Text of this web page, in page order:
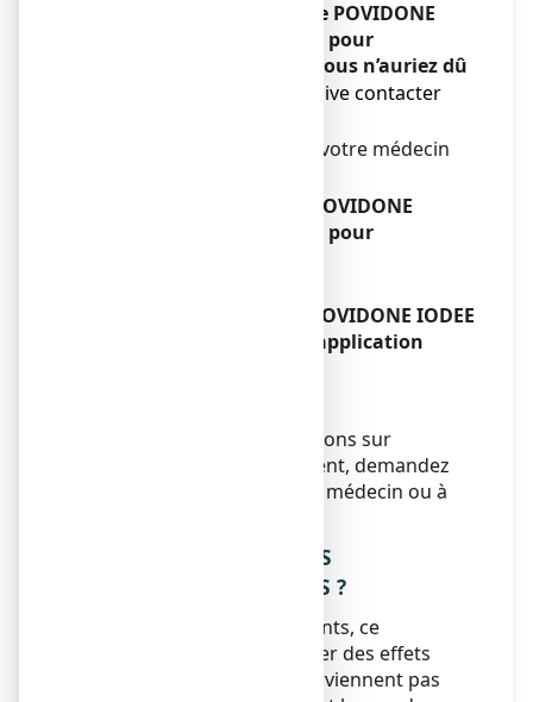
Si vous avez utilisé plus de POVIDONE
IODEE TEVA 10 %, solution pour
application cutanée que vous n’auriez dû
En cas d'ingestion orale massive contacter
Consultez immédiatement votre médecin
Si vous oubliez d’utiliser POVIDONE
IODEE TEVA 10 %, solution pour
Si vous arrêtez d’utiliser POVIDONE IODEE
TEVA 10 %, solution pour application
Si vous avez d’autres questions sur
l’utilisation de ce médicament, demandez
plus d’informations à votre médecin ou à
4. QUELS SONT LES EFFETS
INDESIRABLES EVENTUELS ?
Comme tous les médicaments, ce
médicament peut provoquer des effets
indésirables, mais ils ne surviennent pas